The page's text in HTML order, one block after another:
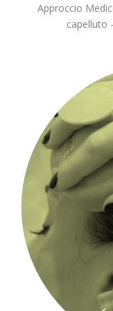
Approccio
capelluto